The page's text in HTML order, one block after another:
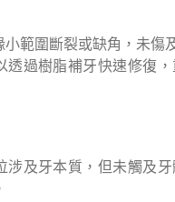
範圍斷裂或缺角，未傷
透過樹脂補牙快速修復
涉及牙本質，但未觸及